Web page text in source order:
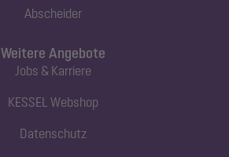
Abscheider
Weitere Angebote
Jobs & Karriere
KESSEL Webshop
Datenschutz